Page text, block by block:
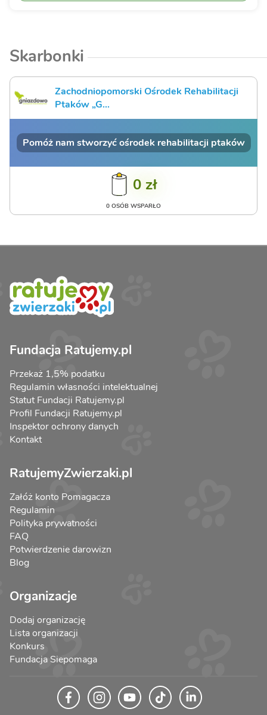
Skarbonki
Zachodniopomorski Ośrodek Rehabilitacji
Ptaków „G...
Pomóż nam stworzyć ośrodek rehabilitacji ptaków
0 zł
0 OSÓB WSPARŁO
Fundacja Ratujemy.pl
Przekaż 1,5% podatku
Regulamin własności intelektualnej
Statut Fundacji Ratujemy.pl
Profil Fundacji Ratujemy.pl
Inspektor ochrony danych
Kontakt
RatujemyZwierzaki.pl
Załóż konto Pomagacza
Regulamin
Polityka prywatności
FAQ
Potwierdzenie darowizn
Blog
Organizacje
Dodaj organizację
Lista organizacji
Konkurs
Fundacja Siepomaga